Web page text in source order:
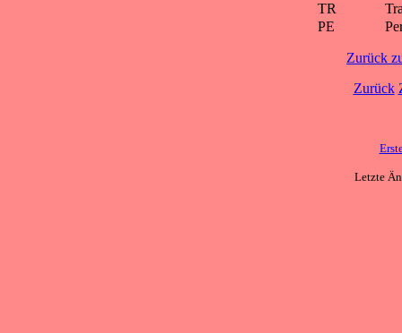
TR
PE
Zurück
Zurück
Letzte